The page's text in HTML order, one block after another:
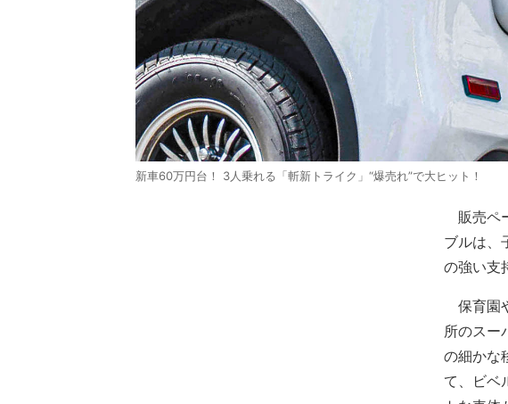
新車60万円台！ 3人乗れる「斬新トライク」“爆売れ”で大ヒット！
販売ペ
ブルは、
の強い支
保育園
所のスー
の細かな
て、ビベ